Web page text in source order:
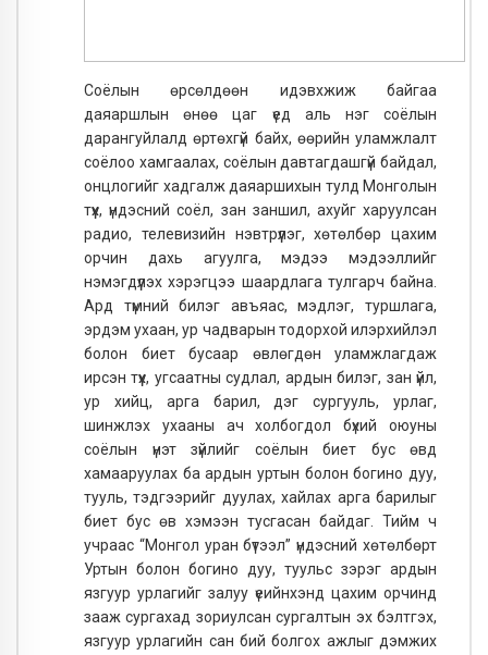
Соёлын өрсөлдөөн идэвхжиж байгаа
даяаршлын өнөө цаг үед аль нэг соёлын
дарангуйлалд өртөхгүй байх, өөрийн уламжлалт
соёлоо хамгаалах, соёлын давтагдашгүй байдал,
онцлогийг хадгалж даяаршихын тулд Монголын
түүх, үндэсний соёл, зан заншил, ахуйг харуулсан
радио, телевизийн нэвтрүүлэг, хөтөлбөр цахим
орчин дахь агуулга, мэдээ мэдээллийг
нэмэгдүүлэх хэрэгцээ шаардлага тулгарч байна.
Ард түмний билэг авъяас, мэдлэг, туршлага,
эрдэм ухаан, ур чадварын тодорхой илэрхийлэл
болон биет бусаар өвлөгдөн уламжлагдаж
ирсэн түүх, угсаатны судлал, ардын билэг, зан үйл,
ур хийц, арга барил, дэг сургууль, урлаг,
шинжлэх ухааны ач холбогдол бүхий оюуны
соёлын үнэт зүйлийг соёлын биет бус өвд
хамааруулах ба ардын уртын болон богино дуу,
тууль, тэдгээрийг дуулах, хайлах арга барилыг
биет бус өв хэмээн тусгасан байдаг. Тийм ч
учраас “Монгол уран бүтээл” үндэсний хөтөлбөрт
Уртын болон богино дуу, туульс зэрэг ардын
язгуур урлагийг залуу үеийнхэнд цахим орчинд
зааж сургахад зориулсан сургалтын эх бэлтгэх,
язгуур урлагийн сан бий болгох ажлыг дэмжих